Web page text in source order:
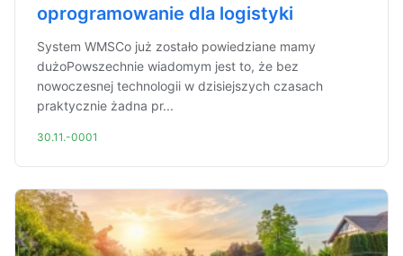
oprogramowanie dla logistyki
System WMSCo już zostało powiedziane mamy
dużoPowszechnie wiadomym jest to, że bez
nowoczesnej technologii w dzisiejszych czasach
praktycznie żadna pr...
30.11.-0001